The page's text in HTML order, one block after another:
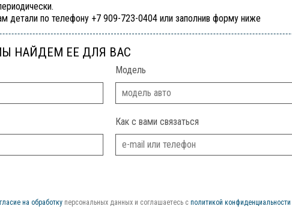
детали по телефону +7 909-723-0404 или заполнив форму ниже
НАЙДЕМ ЕЕ ДЛЯ ВАС
Модель
Как с вами связаться
на обработку персональных данных и соглашаетесь c политикой конфиденциальности